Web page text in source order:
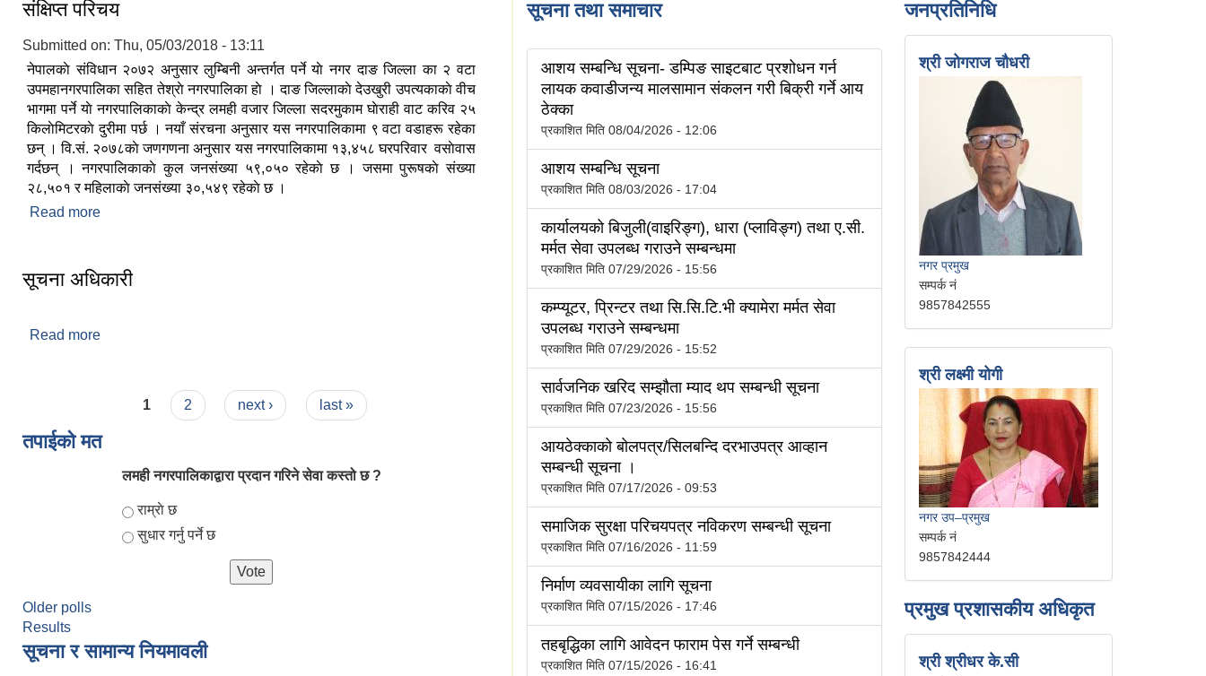
संक्षिप्त परिचय
Submitted on: Thu, 05/03/2018 - 13:11
नेपालकाे संविधान २०७२ अनुसार लुम्बिनी अन्तर्गत पर्ने याे नगर दाङ जिल्ला का २ वटा
उपमहानगरपालिका सहित तेश्राे नगरपालिका हाे । दाङ जिल्लाकाे देउखुरी उपत्यकाकाे वीच
भागमा पर्ने याे नगरपालिकाकाे केन्द्र लमही वजार जिल्ला सदरमुकाम घाेराही वाट करिव २५
किलाेमिटरकाे दुरीमा पर्छ । नयाँ संरचना अनुसार यस नगरपालिकामा ९ वटा वडाहरू रहेका
छन् । वि.सं. २०७८काे जणगणना अनुसार यस नगरपालिकामा १३,४५८ घरपरिवार वसाेवास
गर्दछन् । नगरपालिकाकाे कुल जनसंख्या ५९,०५० रहेकाे छ । जसमा पुरूषकाे संख्या
२८,५०१ र महिलाकाे जनसंख्या ३०,५४९ रहेकाे छ ।
Read more
सूचना अधिकारी
Read more
1 2 next › last »
तपाईको मत
लमही नगरपालिकाद्वारा प्रदान गरिने सेवा कस्तो छ ?
Choices
राम्राे छ
सुधार गर्नु पर्ने छ
Older polls
Results
सूचना र सामान्य नियमावली
सूचना तथा समाचार
आशय सम्बन्धि सूचना- डम्पिङ साइटबाट प्रशोधन गर्न
लायक कवाडीजन्य मालसामान संकलन गरी बिक्री गर्ने आय
ठेक्का
प्रकाशित मिति 08/04/2026 - 12:06
आशय सम्बन्धि सूचना
प्रकाशित मिति 08/03/2026 - 17:04
कार्यालयको बिजुली(वाइरिङ्ग), धारा (प्लाविङ्ग) तथा ए.सी.
मर्मत सेवा उपलब्ध गराउने सम्बन्धमा
प्रकाशित मिति 07/29/2026 - 15:56
कम्प्यूटर, प्रिन्टर तथा सि.सि.टि.भी क्यामेरा मर्मत सेवा
उपलब्ध गराउने सम्बन्धमा
प्रकाशित मिति 07/29/2026 - 15:52
सार्वजनिक खरिद सम्झौता म्याद थप सम्बन्धी सूचना
प्रकाशित मिति 07/23/2026 - 15:56
आयठेक्काको बोलपत्र/सिलबन्दि दरभाउपत्र आव्हान
सम्बन्धी सूचना ।
प्रकाशित मिति 07/17/2026 - 09:53
समाजिक सुरक्षा परिचयपत्र नविकरण सम्बन्धी सूचना
प्रकाशित मिति 07/16/2026 - 11:59
निर्माण व्यवसायीका लागि सूचना
प्रकाशित मिति 07/15/2026 - 17:46
तहबृद्धिका लागि आवेदन फाराम पेस गर्ने सम्बन्धी
प्रकाशित मिति 07/15/2026 - 16:41
जनप्रतिनिधि
श्री जोगराज चौधरी
नगर प्रमुख
सम्पर्क नं
9857842555
श्री लक्ष्मी योगी
नगर उप–प्रमुख
सम्पर्क नं
9857842444
प्रमुख प्रशासकीय अधिकृत
श्री श्रीधर के.सी